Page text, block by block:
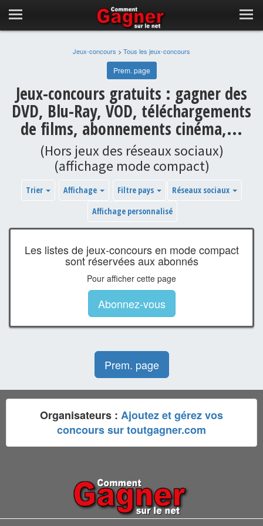
Jeux-concours > Tous les jeux-concours
Prem. page
Jeux-concours gratuits : gagner des
DVD, Blu-Ray, VOD, téléchargements
de films, abonnements cinéma,...
(Hors jeux des réseaux sociaux)
(affichage mode compact)
Trier Affichage Filtre pays
Réseaux sociaux
Affichage personnalisé
Les listes de jeux-concours en mode compact
sont réservées aux abonnés
Pour afficher cette page
Abonnez-vous
Prem. page
Organisateurs : Ajoutez et gérez vos
concours sur toutgagner.com